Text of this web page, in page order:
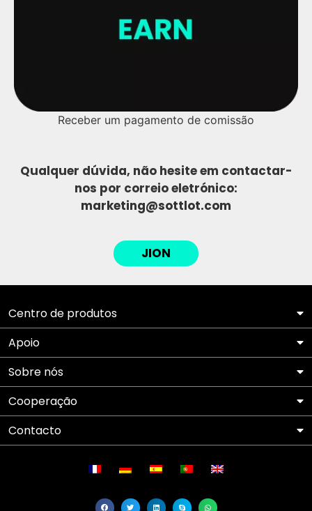
Receber um pagamento de comissão
Qualquer dúvida, não hesite em contactar-
nos por correio eletrónico:
marketing@sottlot.com
JION
Centro de produtos
Apoio
Sobre nós
Cooperação
Contacto